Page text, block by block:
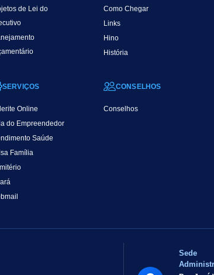
de Lei do
Como Chegar
Links
Hino
História
SERVIÇOS
Online
do Empreendedor
Saúde
Família
CONSELHOS
Conselhos
Sede